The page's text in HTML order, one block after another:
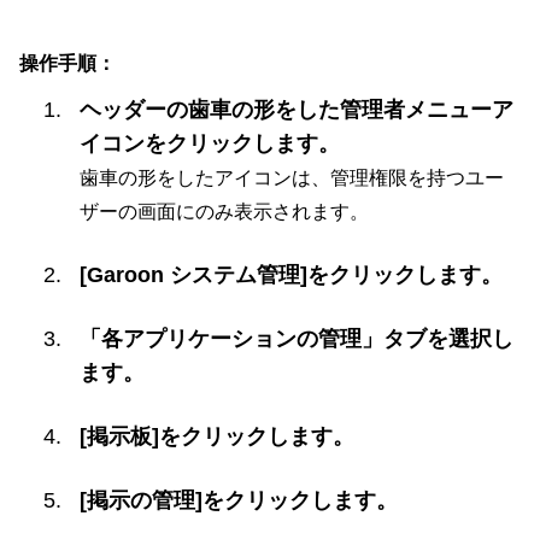
操作手順：
ヘッダーの歯車の形をした管理者メニューア
イコンをクリックします。
歯車の形をしたアイコンは、管理権限を持つユー
ザーの画面にのみ表示されます。
[Garoon システム管理]をクリックします。
「各アプリケーションの管理」タブを選択し
ます。
[掲示板]をクリックします。
[掲示の管理]をクリックします。